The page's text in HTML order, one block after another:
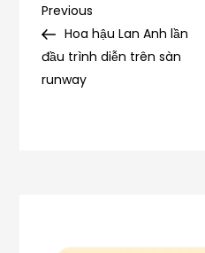
miệng
đúng
Điều
hướng
Previous
Post
Previous
Hoa hậu Lan Anh lần
đầu trình diễn trên sàn
runway